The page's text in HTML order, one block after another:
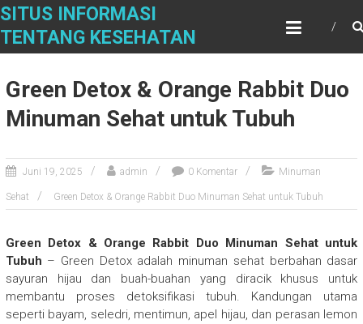
Skip
content
SITUS INFORMASI
TENTANG KESEHATAN
Green Detox & Orange Rabbit Duo
Minuman Sehat untuk Tubuh
Juni 19, 2025 admin 0 Komentar Minuman
Sehat Green Detox & Orange Rabbit Duo Minuman Sehat untuk Tubuh
Green Detox & Orange Rabbit Duo Minuman Sehat untuk
Tubuh – Green Detox adalah minuman sehat berbahan dasar
sayuran hijau dan buah-buahan yang diracik khusus untuk
membantu proses detoksifikasi tubuh. Kandungan utama
seperti bayam, seledri, mentimun, apel hijau, dan perasan lemon